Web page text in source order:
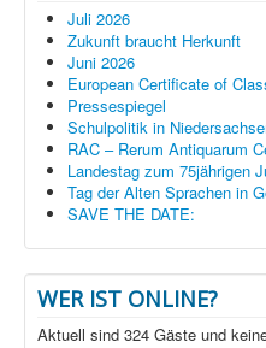
Juli 2026
Zukunft braucht Herkunft
Juni 2026
European Certificate of
Pressespiegel
Schulpolitik in
RAC – Rerum Antiquarum
Landestag zum 75jährigen
Tag der Alten Sprachen in
SAVE THE DATE:
WER IST ONLINE?
Aktuell sind 324 Gäste und